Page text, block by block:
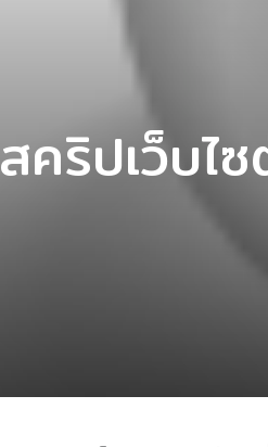
สคริปเว็บไ